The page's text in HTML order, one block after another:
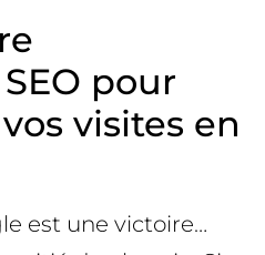
pour
visites en
est une victoire…